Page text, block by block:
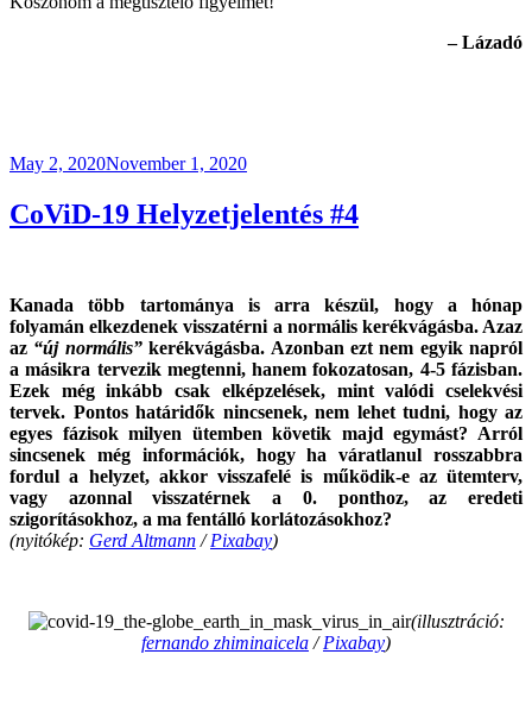
– Lázadó
Posted
May 2, 2020November 1, 2020
CoViD-19 Helyzetjelentés #4
Kanada több tartománya is arra készül, hogy a hónap
folyamán elkezdenek visszatérni a normális kerékvágásba. Azaz
az “új normális”kerékvágásba. Azonban ezt nem egyik napról
a másikra tervezik megtenni, hanem fokozatosan, 4-5 fázisban.
Ezek még inkább csak elképzelések, mint valódi cselekvési
tervek. Pontos határidők nincsenek, nem lehet tudni, hogy az
egyes fázisok milyen ütemben követik majd egymást? Arról
sincsenek még információk, hogy ha váratlanul rosszabbra
fordul a helyzet, akkor visszafelé is működik-e az ütemterv,
vagy azonnal visszatérnek a 0. ponthoz, az eredeti
szigorításokhoz, a ma fentálló korlátozásokhoz?
(nyitókép: Gerd Altmann /Pixabay)
(illusztráció:
fernando zhiminaicela /Pixabay)